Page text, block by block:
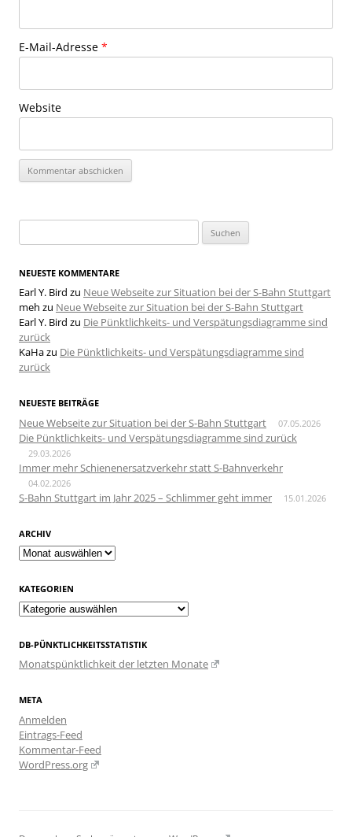
E-Mail-Adresse *
Website
nach:
NEUESTE KOMMENTARE
Earl Y. Bird zu Neue Webseite zur Situation bei der S-Bahn Stuttgart
meh zu Neue Webseite zur Situation bei der S-Bahn Stuttgart
Earl Y. Bird zu Die Pünktlichkeits- und Verspätungsdiagramme sind
zurück
KaHazu Die Pünktlichkeits- und Verspätungsdiagramme sind
zurück
NEUESTE BEITRÄGE
Neue Webseite zur Situation bei der S-Bahn Stuttgart 07.05.2026
Die Pünktlichkeits- und Verspätungsdiagramme sind zurück
29.03.2026
Immer mehr Schienenersatzverkehr statt S-Bahnverkehr
04.02.2026
S-Bahn Stuttgart im Jahr 2025 – Schlimmer geht immer 15.01.2026
ARCHIV
Archiv
KATEGORIEN
Kategorien
DB-PÜNKTLICHKEITSSTATISTIK
Monatspünktlichkeit der letzten Monate
META
Anmelden
Eintrags-Feed
Kommentar-Feed
WordPress.org